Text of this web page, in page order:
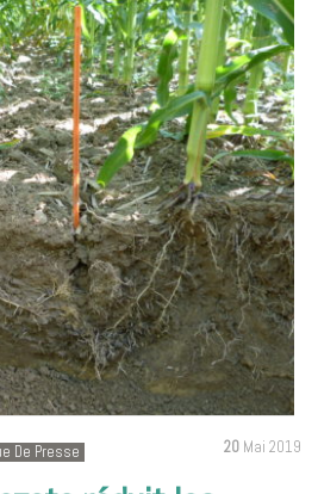
20 Mai 2019
De Presse